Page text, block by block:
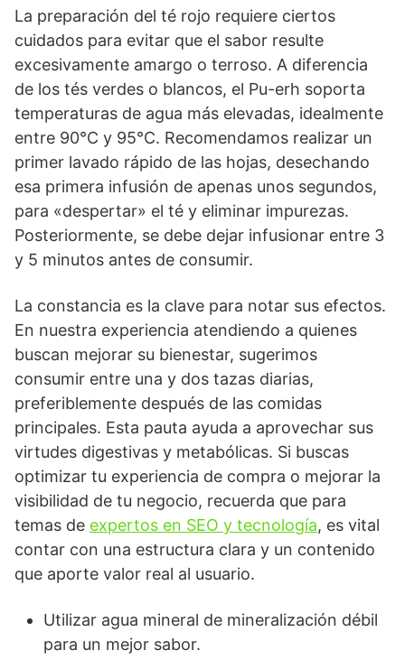
La preparación del té rojo requiere ciertos
cuidados para evitar que el sabor resulte
excesivamente amargo o terroso. A diferencia
de los tés verdes o blancos, el Pu-erh soporta
temperaturas de agua más elevadas, idealmente
entre 90°C y 95°C. Recomendamos realizar un
primer lavado rápido de las hojas, desechando
esa primera infusión de apenas unos segundos,
para «despertar» el té y eliminar impurezas.
Posteriormente, se debe dejar infusionar entre 3
y 5 minutos antes de consumir.
La constancia es la clave para notar sus efectos.
En nuestra experiencia atendiendo a quienes
buscan mejorar su bienestar, sugerimos
consumir entre una y dos tazas diarias,
preferiblemente después de las comidas
principales. Esta pauta ayuda a aprovechar sus
virtudes digestivas y metabólicas. Si buscas
optimizar tu experiencia de compra o mejorar la
visibilidad de tu negocio, recuerda que para
temas de expertos en SEO y tecnología, es vital
contar con una estructura clara y un contenido
que aporte valor real al usuario.
Utilizar agua mineral de mineralización débil
para un mejor sabor.